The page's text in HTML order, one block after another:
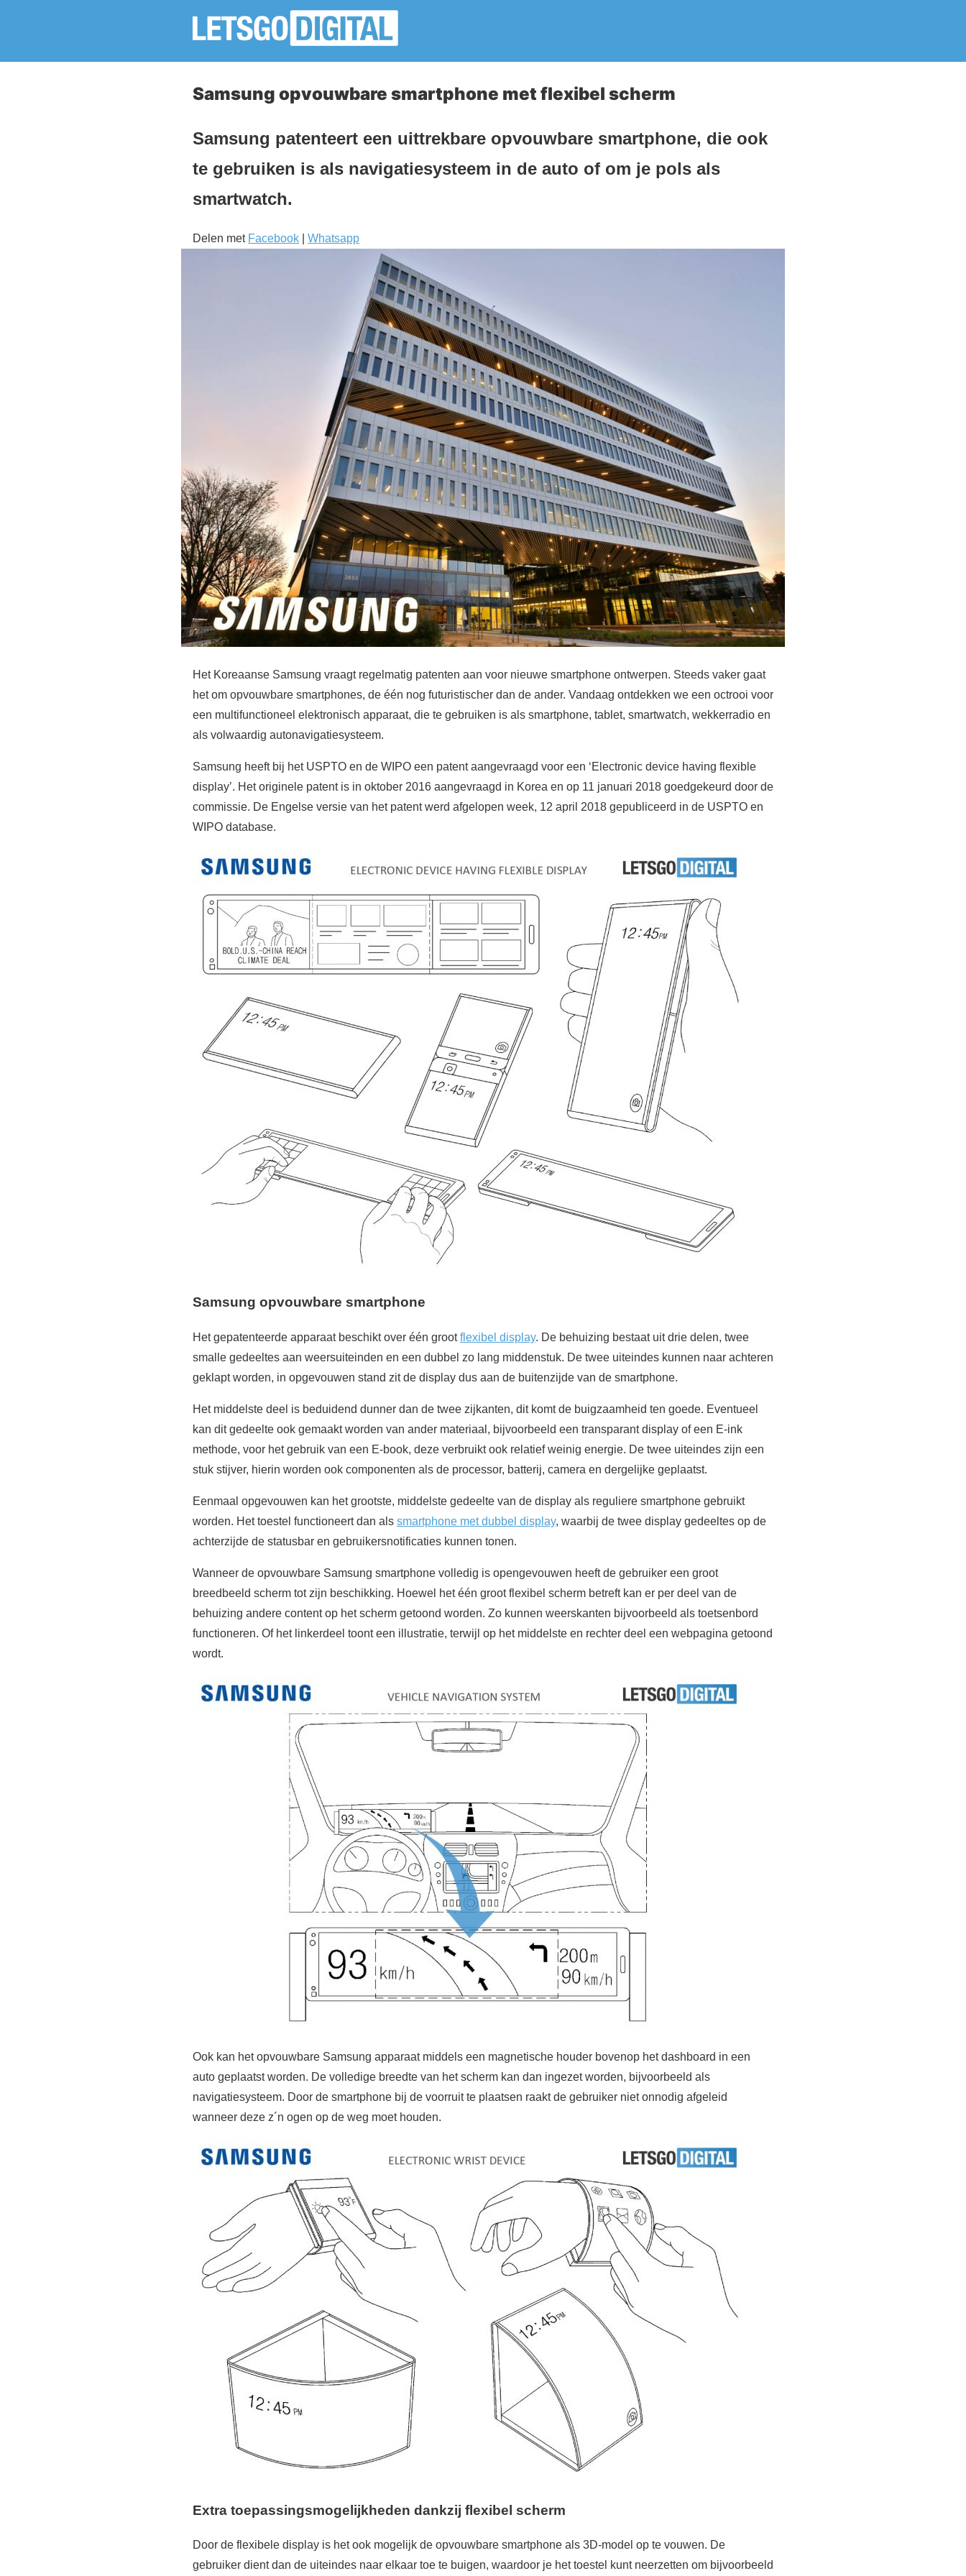
Samsung opvouwbare smartphone met flexibel scherm
Samsung patenteert een uittrekbare opvouwbare smartphone, die ook
te gebruiken is als navigatiesysteem in de auto of om je pols als
smartwatch.
Delen met Facebook Whatsapp
Het Koreaanse Samsung vraagt regelmatig patenten aan voor nieuwe smartphone ontwerpen. Steeds vaker gaat
het om opvouwbare smartphones, de één nog futuristischer dan de ander. Vandaag ontdekken we een octrooi voor
een multifunctioneel elektronisch apparaat, die te gebruiken is als smartphone, tablet, smartwatch, wekkerradio en
als volwaardig autonavigatiesysteem.
Samsung heeft bij het USPTO en de WIPO een patent aangevraagd voor een ‘Electronic device having flexible
display’. Het originele patent is in oktober 2016 aangevraagd in Korea en op 11 januari 2018 goedgekeurd door de
commissie. De Engelse versie van het patent werd afgelopen week, 12 april 2018 gepubliceerd in de USPTO en
WIPO database.
Samsung opvouwbare smartphone
Het gepatenteerde apparaat beschikt over één grootflexibel display. De behuizing bestaat uit drie delen, twee
smalle gedeeltes aan weersuiteinden en een dubbel zo lang middenstuk. De twee uiteindes kunnen naar achteren
geklapt worden, in opgevouwen stand zit de display dus aan de buitenzijde van de smartphone.
Het middelste deel is beduidend dunner dan de twee zijkanten, dit komt de buigzaamheid ten goede. Eventueel
kan dit gedeelte ook gemaakt worden van ander materiaal, bijvoorbeeld een transparant display of een E-ink
methode, voor het gebruik van een E-book, deze verbruikt ook relatief weinig energie. De twee uiteindes zijn een
stuk stijver, hierin worden ook componenten als de processor, batterij, camera en dergelijke geplaatst.
Eenmaal opgevouwen kan het grootste, middelste gedeelte van de display als reguliere smartphone gebruikt
worden. Het toestel functioneert dan als smartphone met dubbel display, waarbij de twee display gedeeltes op de
achterzijde de statusbar en gebruikersnotificaties kunnen tonen.
Wanneer de opvouwbare Samsung smartphone volledig is opengevouwen heeft de gebruiker een groot
breedbeeld scherm tot zijn beschikking. Hoewel het één groot flexibel scherm betreft kan er per deel van de
behuizing andere content op het scherm getoond worden. Zo kunnen weerskanten bijvoorbeeld als toetsenbord
functioneren. Of het linkerdeel toont een illustratie, terwijl op het middelste en rechter deel een webpagina getoond
wordt.
Ook kan het opvouwbare Samsung apparaat middels een magnetische houder bovenop het dashboard in een
auto geplaatst worden. De volledige breedte van het scherm kan dan ingezet worden, bijvoorbeeld als
navigatiesysteem. Door de smartphone bij de voorruit te plaatsen raakt de gebruiker niet onnodig afgeleid
wanneer deze z´n ogen op de weg moet houden.
Extra toepassingsmogelijkheden dankzij flexibel scherm
Door de flexibele display is het ook mogelijk de opvouwbare smartphone als 3D-model op te vouwen. De
gebruiker dient dan de uiteindes naar elkaar toe te buigen, waardoor je het toestel kunt neerzetten om bijvoorbeeld